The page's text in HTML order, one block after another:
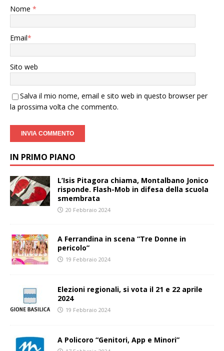
Nome *
Email*
Sito web
Salva il mio nome, email e sito web in questo browser per
la prossima volta che commento.
IN PRIMO PIANO
L’Isis Pitagora chiama, Montalbano Jonico
risponde. Flash-Mob in difesa della scuola
smembrata
20 Febbraio 2024
A Ferrandina in scena “Tre Donne in
pericolo”
19 Febbraio 2024
Elezioni regionali, si vota il 21 e 22 aprile
2024
19 Febbraio 2024
A Policoro “Genitori, App e Minori”